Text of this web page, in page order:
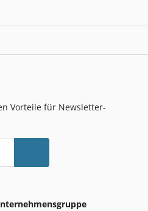
Vorteile für Newsletter-